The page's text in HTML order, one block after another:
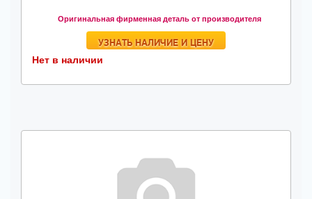
Оригинальная фирменная деталь от производителя
УЗНАТЬ НАЛИЧИЕ И ЦЕНУ
Нет в наличии